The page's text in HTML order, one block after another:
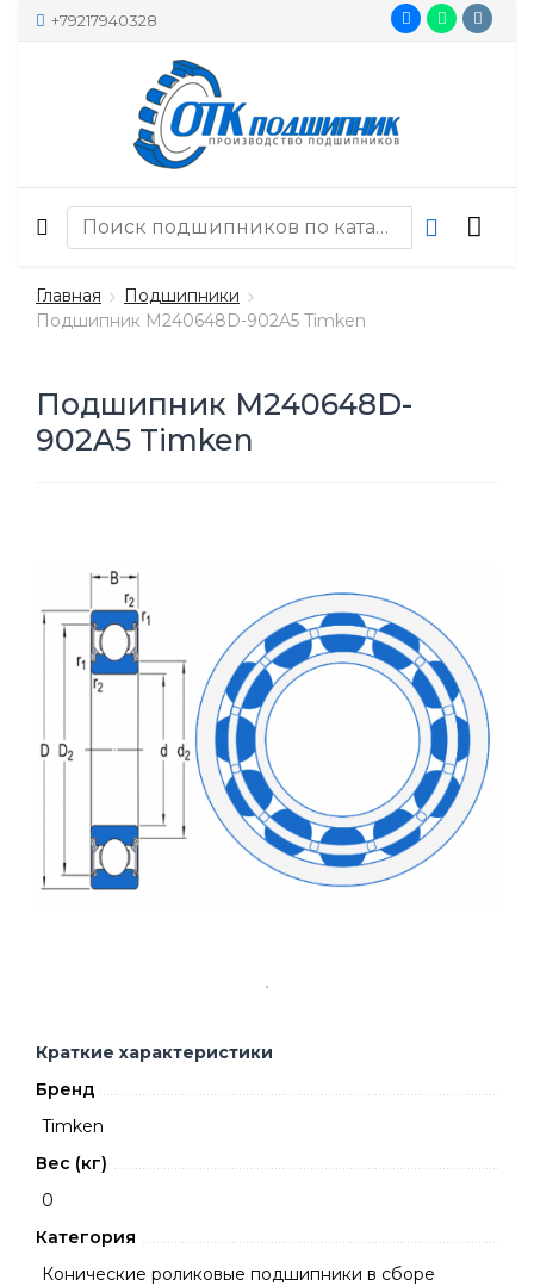
+79217940328
Главная
Подшипники
Подшипник M240648D-902A5 Timken
Подшипник M240648D-
902A5 Timken
Краткие характеристики
Бренд
Timken
Вес (кг)
0
Категория
Конические роликовые подшипники в сборе